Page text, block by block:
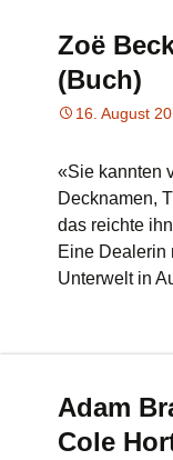
Zoë
(Buch)
16. August
«Sie kannten
Decknamen,
das reichte
Eine Dealerin
Unterwelt in
Adam
Cole